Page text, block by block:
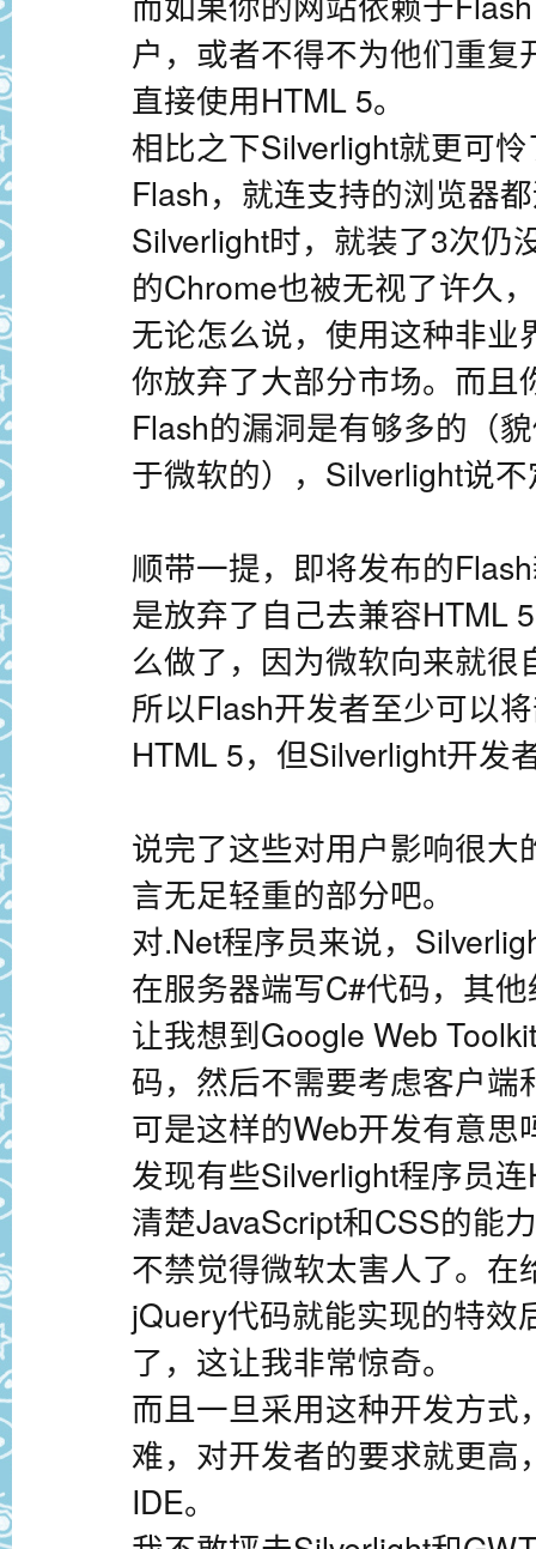
户，或者不得不为他们重
直接使用HTML 5。
相比之下Silverlight就更可
Flash，就连支持的浏览器
Silverlight时，就装了3次仍
的Chrome也被无视了许久
无论怎么说，使用这种非
你放弃了大部分市场。而
Flash的漏洞是有够多的（
于微软的），Silverlight说
顺带一提，即将发布的
是放弃了自己去兼容HTML
么做了，因为微软向来就
所以Flash开发者至少可以
HTML 5，但Silverlight开发
说完了这些对用户影响很
言无足轻重的部分吧。
对.Net程序员来说，
在服务器端写C#代码，其
让我想到Google Web
码，然后不需要考虑客户端
可是这样的Web开发有意
发现有些Silverlight程序员
清楚JavaScript和CSS的能
不禁觉得微软太害人了。
jQuery代码就能实现的特效
了，这让我非常惊奇。
而且一旦采用这种开发方
难，对开发者的要求就更
IDE。